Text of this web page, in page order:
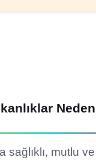
sağlıklı, mutlu